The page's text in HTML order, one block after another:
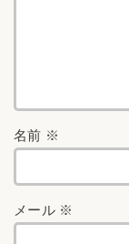
名前 ※
メール ※